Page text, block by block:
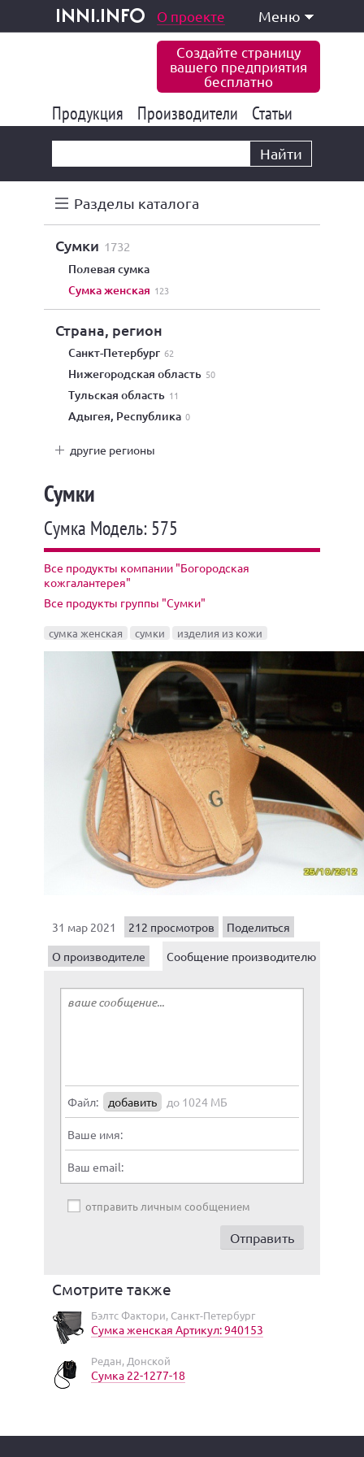
inni.info
и услуги О проекте Меню
Создайте страницу
вашего предприятия
бесплатно
Продукция 177 835
Производители 6 771
Статьи
Найти
Разделы каталога
сумки 1732
полевая сумка
сумка женская 123
Страна, регион
Санкт-Петербург 62
Нижегородская область 50
Тульская область 11
Адыгея, Республика 0
другие регионы
Сумки
Сумка Модель: 575
Все продукты компании "Богородская
кожгалантерея"
Все продукты группы "Сумки"
сумка женская сумки изделия из кожи
31 мар 2021 212 просмотров
Поделиться
О производителе
Сообщение производителю
Файл: добавить до 1024 МБ
Ваше имя:
Ваш email:
отправить личным сообщением
Смотрите также
Бэлтс Фактори, Санкт-Петербург
Сумка женская Артикул: 940153
Редан, Донской
Сумка 22-1277-18